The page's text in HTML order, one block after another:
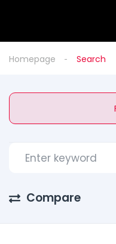
Homepage Search
Compare